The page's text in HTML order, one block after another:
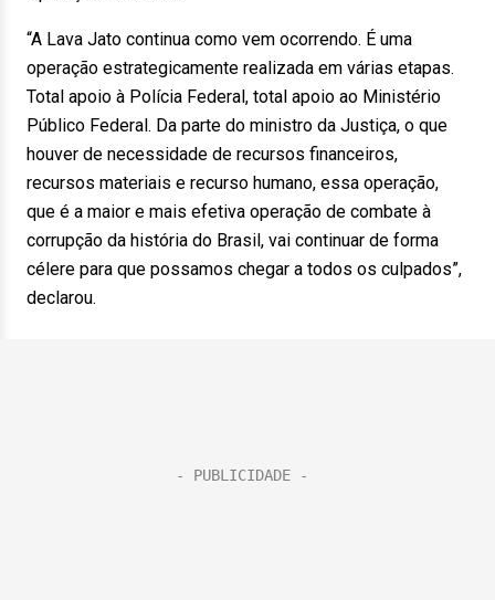
“A Lava Jato continua como vem ocorrendo. É uma
operação estrategicamente realizada em várias etapas.
Total apoio à Polícia Federal, total apoio ao Ministério
Público Federal. Da parte do ministro da Justiça, o que
houver de necessidade de recursos financeiros,
recursos materiais e recurso humano, essa operação,
que é a maior e mais efetiva operação de combate à
corrupção da história do Brasil, vai continuar de forma
célere para que possamos chegar a todos os culpados”,
declarou.